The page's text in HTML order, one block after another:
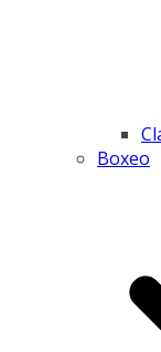
Boxeo